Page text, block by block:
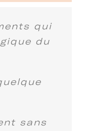
qui
du
sans